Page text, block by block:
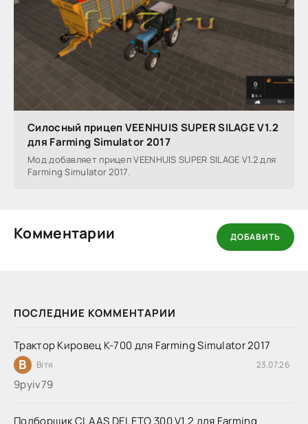
ПОСЛЕДНИЕ КОММЕНТАРИИ
Трактор Кировец К-700 для Farming Simulator 2017
В Вітя 23.07.26
9руіv79
Подборщик CLAAS DELETO 300 V1.2 для Farming
Силосный прицеп VEENHUIS SUPER SILAGE V1.2
для Farming Simulator 2017
Мод добавляет прицеп VEENHUIS SUPER SILAGE V1.2 для
Farming Simulator 2017.
Комментарии ДОБАВИТЬ